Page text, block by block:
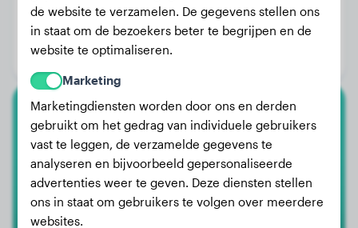
Gewicht:
2 kg
Leeftijd:
1 jaar, 4 maanden
Geslacht:
Duitse Dog
Dalia
de website te verzamelen. De gegevens stellen ons
in staat om de bezoekers beter te begrijpen en de
website te optimaliseren.
Marketing
Marketingdiensten worden door ons en derden
gebruikt om het gedrag van individuele gebruikers
vast te leggen, de verzamelde gegevens te
analyseren en bijvoorbeeld gepersonaliseerde
advertenties weer te geven. Deze diensten stellen
ons in staat om gebruikers te volgen over meerdere
websites.